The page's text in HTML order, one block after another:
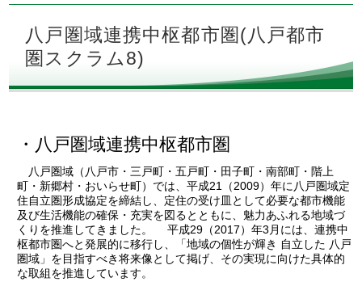
八戸圏域連携中枢都市圏(八戸都市
圏スクラム8)
・八戸圏域連携中枢都市圏
八戸圏域（八戸市・三戸町・五戸町・田子町・南部町・階上
町・新郷村・おいらせ町）では、平成21（2009）年に八戸圏域定
住自立圏形成協定を締結し、定住の受け皿として必要な都市機能
及び生活機能の確保・充実を図るとともに、魅力あふれる地域づ
くりを推進してきました。 平成29（2017）年3月には、連携中
枢都市圏へと発展的に移行し、「地域の個性が輝き 自立した 八戸
圏域」を目指すべき将来像として掲げ、その実現に向けた具体的
な取組を推進しています。